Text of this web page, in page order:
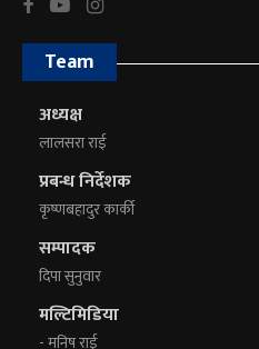
Team
अध्यक्ष
लालसरा राई
प्रबन्ध निर्देशक
कृष्णबहादुर कार्की
सम्पादक
दिपा सुनुवार
मल्टिमिडिया
- मनिष राई